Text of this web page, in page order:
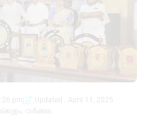
pm
Updated : April 11, 2025
വർക്കല